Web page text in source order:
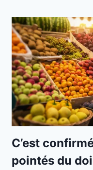
C’est
pointés du